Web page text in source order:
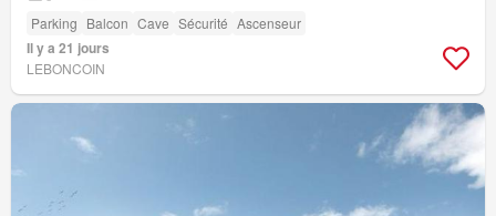
Parking Balcon Cave Sécurité Ascenseur
Il y a 21 jours
LEBONCOIN